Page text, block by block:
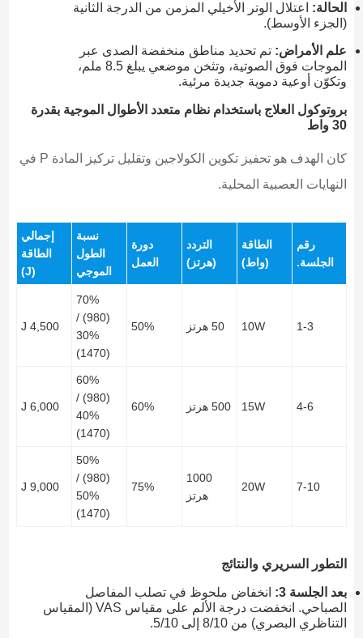
الحالة: اعتلال الوتر الأخيلي المزمن من الدرجة الثانية
(الجزء الأوسط).
علم الأمراض: تم تحديد مناطق منخفضة الصدى عبر
الموجات فوق الصوتية، وتثخن موضعي يبلغ 8.5 ملم،
وتكوّن أوعية دموية جديدة مرئية.
بروتوكول العلاج باستخدام نظام متعدد الأطوال الموجية بقدرة
30 واط
كان الهدف هو تحفيز تكوين الكولاجين وتقليل تركيز المادة P في
النهايات العصبية المحلية.
رقم
الجلسة.
الطاقة
(واط)
التردد
(هرتز)
دورة
العمل
نسبة
الطول
الموجي
إجمالي
الطاقة
(J)
1-3
10W 50 هرتز 50%
70%
(980) /
30%
(1470)
4,500 J
4-6
15W 500 هرتز 60%
60%
(980) /
40%
(1470)
6,000 J
7-10
20W
1000
هرتز
75%
50%
(980) /
50%
(1470)
9,000 J
التطور السريري والنتائج
بعد الجلسة 3:
انخفاض ملحوظ في تصلب المفاصل
الصباحي. انخفضت درجة الألم على مقياس VAS (المقياس
التناظري البصري) من 8/10 إلى 5/10.